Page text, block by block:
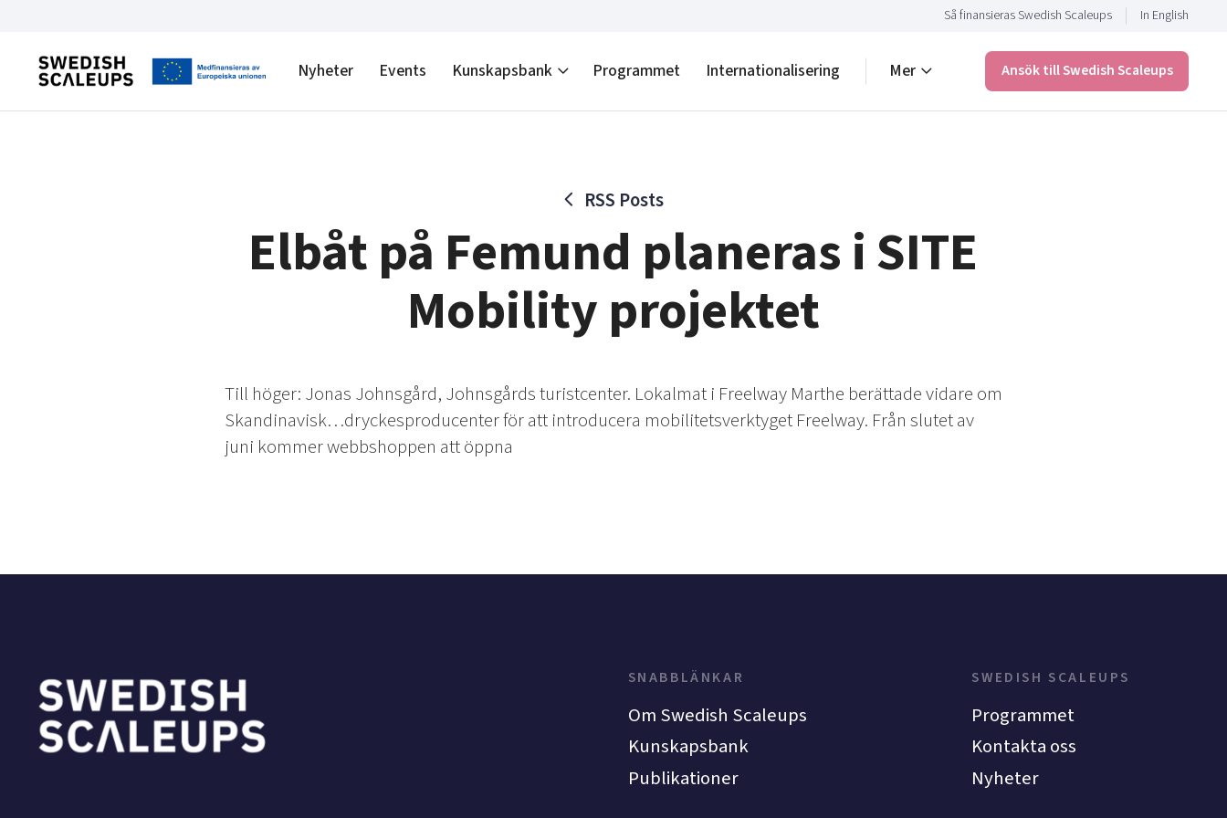
Så finansieras Swedish Scaleups In English
Nyheter Events Kunskapsbank Programmet Internationalisering Mer Ansök till Swedish Scaleups
RSS Posts
Elbåt på Femund planeras i SITE
Mobility projektet
Till höger: Jonas Johnsgård, Johnsgårds turistcenter. Lokalmat i Freelway Marthe berättade vidare om
Skandinavisk…dryckesproducenter för att introducera mobilitetsverktyget Freelway. Från slutet av
juni kommer webbshoppen att öppna
SNABBLÄNKAR
Om Swedish Scaleups
Kunskapsbank
Publikationer
SWEDISH SCALEUPS
Programmet
Kontakta oss
Nyheter